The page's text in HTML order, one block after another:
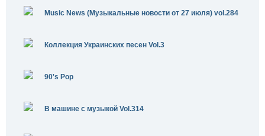
Music News (Музыкальные новости от 27 июля) vol.284
Коллекция Украинских песен Vol.3
90's Pop
В машине с музыкой Vol.314